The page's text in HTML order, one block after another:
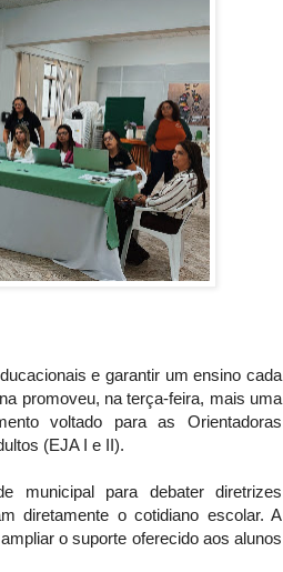
e garantir um ensino cada
promoveu, na terça-feira, mais uma
voltado para as Orientadoras
(EJA I e II).
municipal para debater diretrizes
diretamente o cotidiano escolar. A
o suporte oferecido aos alunos